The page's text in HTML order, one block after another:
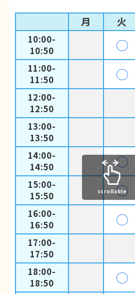
月 火
10:00-
10:50
◯
11:00-
11:50
◯
12:00-
12:50
13:00-
13:50
14:00-
14:50
◯
15:00-
15:50
◯
16:00-
16:50
◯
17:00-
17:50
18:00-
18:50
◯
scrollable